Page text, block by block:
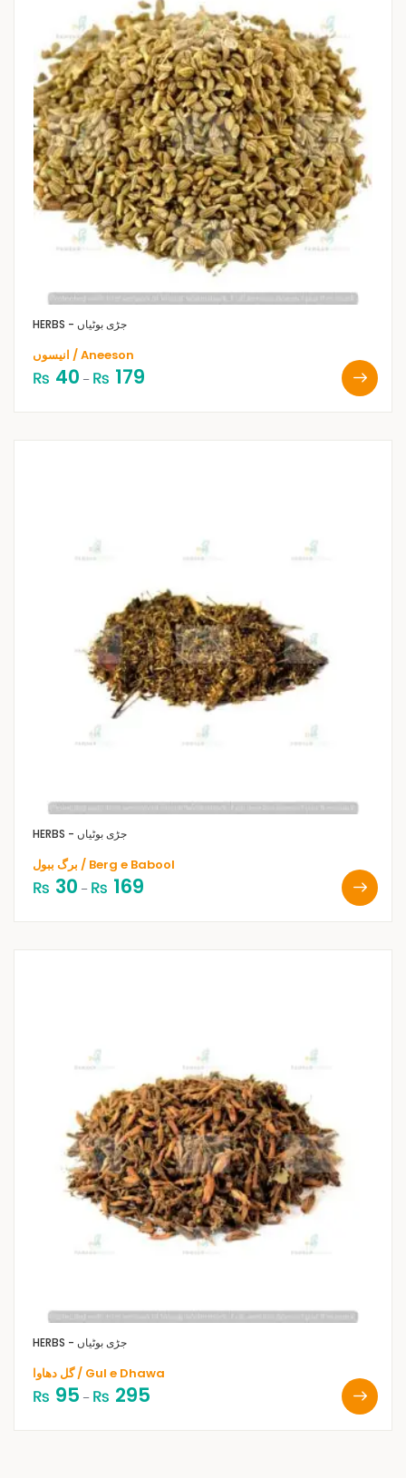
HERBS - جڑی بوٹیاں
انیسوں / Aneeson
₨ 40 – ₨ 179
HERBS - جڑی بوٹیاں
برگ ببول / Berg e Babool
₨ 30 – ₨ 169
HERBS - جڑی بوٹیاں
گل دھاوا / Gul e Dhawa
₨ 95 – ₨ 295